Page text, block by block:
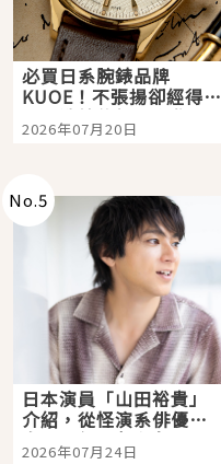
必買日系腕錶品牌
KUOE！不張揚卻經得起
時間洗鍊的經典之作五
選
2026年07月20日
No.5
日本演員「山田裕貴」
介紹，從怪演系俳優走
向國民級日劇主角
2026年07月24日